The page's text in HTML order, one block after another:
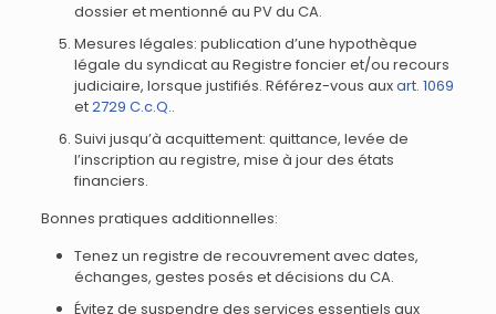
dossier et mentionné au PV du CA.
Mesures légales: publication d’une hypothèque
légale du syndicat au Registre foncier et/ou recours
judiciaire, lorsque justifiés. Référez-vous auxart. 1069
et2729 C.c.Q..
Suivi jusqu’à acquittement: quittance, levée de
l’inscription au registre, mise à jour des états
financiers.
Bonnes pratiques additionnelles:
Tenez un registre de recouvrement avec dates,
échanges, gestes posés et décisions du CA.
Évitez de suspendre des services essentiels aux